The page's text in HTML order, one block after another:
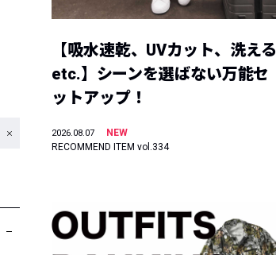
【吸水速乾、UVカット、洗える
etc.】シーンを選ばない万能セ
ットアップ！
2026.08.07
NEW
RECOMMEND ITEM vol.334